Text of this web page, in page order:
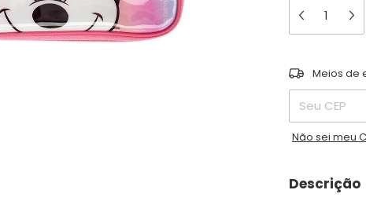
Entregas para o
Meios de
Não sei meu
Descrição